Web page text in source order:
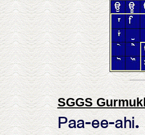
SGGS
Paa-ee-ahi.